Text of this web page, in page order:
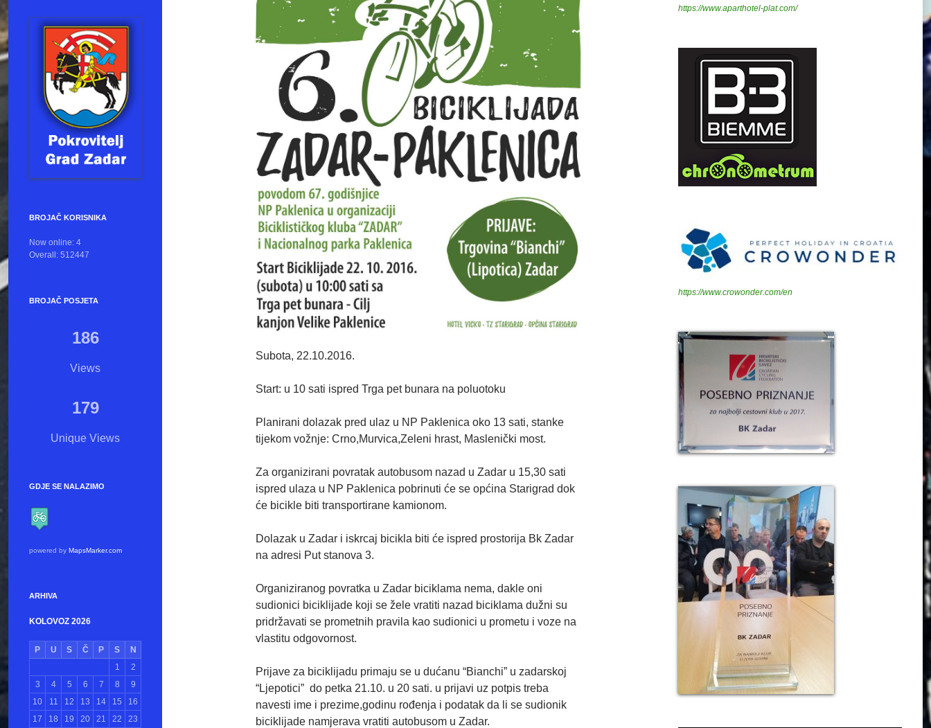
Subota, 22.10.2016.
Start: u 10 sati ispred Trga pet bunara na poluotoku
Planirani dolazak pred ulaz u NP Paklenica oko 13 sati, stanke
tijekom vožnje: Crno,Murvica,Zeleni hrast, Maslenički most.
Za organizirani povratak autobusom nazad u Zadar u 15,30 sati
ispred ulaza u NP Paklenica pobrinuti će se općina Starigrad dok
će bicikle biti transportirane kamionom.
Dolazak u Zadar i iskrcaj bicikla biti će ispred prostorija Bk Zadar
na adresi Put stanova 3.
Organiziranog povratka u Zadar biciklama nema, dakle oni
sudionici biciklijade koji se žele vratiti nazad biciklama dužni su
pridržavati se prometnih pravila kao sudionici u prometu i voze na
vlastitu odgovornost.
Prijave za biciklijadu primaju se u dućanu “Bianchi” u zadarskoj
“Ljepotici” do petka 21.10. u 20 sati. u prijavi uz potpis treba
navesti ime i prezime,godinu rođenja i podatak da li se sudionik
biciklijade namjerava vratiti autobusom u Zadar.
https://www.aparthotel-plat.com/
https://www.crowonder.com/en
BROJAČ KORISNIKA
Now online: 4
Overall: 512447
BROJAČ POSJETA
186
Views
179
Unique Views
GDJE SE NALAZIMO
powered by MapsMarker.com
ARHIVA
KOLOVOZ 2026
P U S Č P S
N
1
2
3
4 5 6 7 8
9
10
11 12 13 14 15
16
17
18 19 20 21 22
23